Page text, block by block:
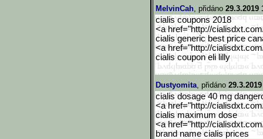
MelvinCah, přidáno 29.3.2019
cialis coupons 2018
<a href="http://
cialis generic best price
<a href="http://
cialis coupon eli lilly
Dustyomita, přidáno
cialis dosage 40 mg
<a href="http://
cialis maximum dose
<a href="http://
brand name cialis prices